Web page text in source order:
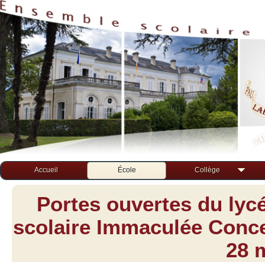
Accueil École Collège
Portes ouvertes du
scolaire Immaculée
28